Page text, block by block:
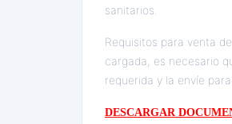
sanitarios.
Requisitos para venta
cargada, es necesario
requerida y la envíe
DESCARGAR